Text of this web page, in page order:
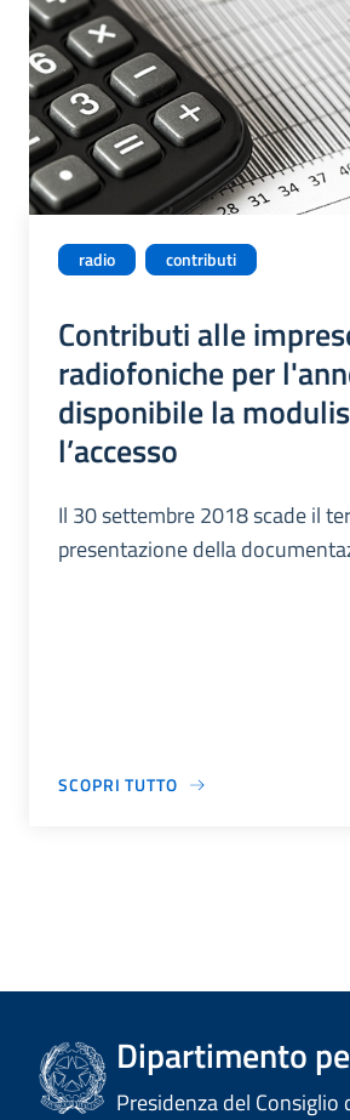
radio contributi
Contributi alle
radiofoniche per
disponibile la
l’accesso
Il 30 settembre 2018 scade il
presentazione della
SCOPRI TUTTO
Dipartimento
Presidenza del Consiglio